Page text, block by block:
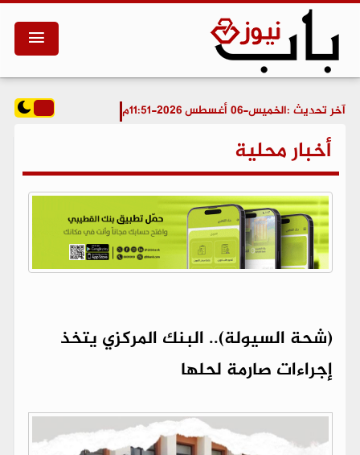
آخر تحديث :الخميس-06 أغسطس 2026-11:51م
أخبار محلية
(شحة السيولة).. البنك المركزي يتخذ
إجراءات صارمة لحلها